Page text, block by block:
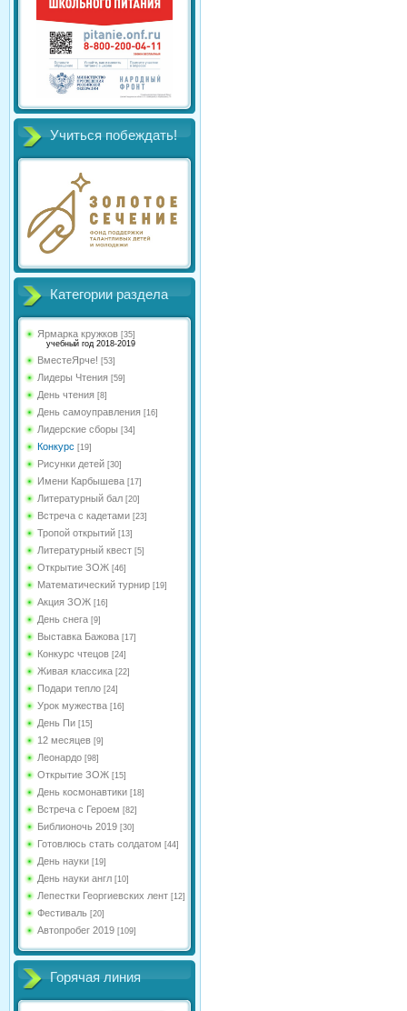
Учиться побеждать!
Категории раздела
Ярмарка кружков [35]
учебный год 2018-2019
ВместеЯрче! [53]
Лидеры Чтения [59]
День чтения [8]
День самоуправления [16]
Лидерские сборы [34]
Конкурс [19]
Рисунки детей [30]
Имени Карбышева [17]
Литературный бал [20]
Встреча с кадетами [23]
Тропой открытий [13]
Литературный квест [5]
Открытие ЗОЖ [46]
Математический турнир [19]
Акция ЗОЖ [16]
День снега [9]
Выставка Бажова [17]
Конкурс чтецов [24]
Живая классика [22]
Подари тепло [24]
Урок мужества [16]
День Пи [15]
12 месяцев [9]
Леонардо [98]
Открытие ЗОЖ [15]
День космонавтики [18]
Встреча с Героем [82]
Библионочь 2019 [30]
Готовлюсь стать солдатом [44]
День науки [19]
День науки англ [10]
Лепестки Георгиевских лент [12]
Фестиваль [20]
Автопробег 2019 [109]
Горячая линия